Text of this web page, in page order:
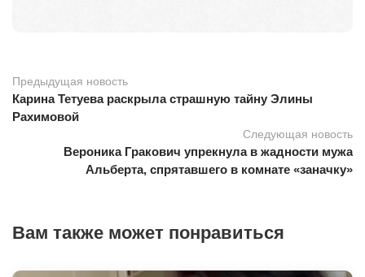
Предыдущая новость
Карина Тетуева раскрыла страшную тайну Элины
Рахимовой
Следующая новость
Вероника Гракович упрекнула в жадности мужа
Альберта, спрятавшего в комнате «заначку»
Вам также может понравиться